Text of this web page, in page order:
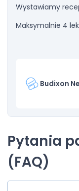
Wystawiamy
Maksymalnie 4
Budixon
Pytania
(FAQ)